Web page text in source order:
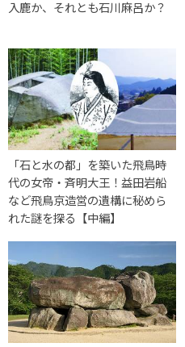
入鹿か、それとも石川麻呂か？
「石と水の都」を築いた飛鳥時
代の女帝・斉明大王！益田岩船
など飛鳥京造営の遺構に秘めら
れた謎を探る【中編】